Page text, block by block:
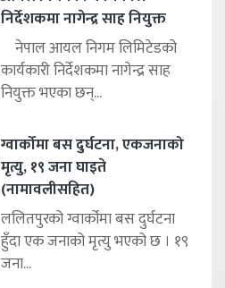
निर्देशकमा नागेन्द्र साह नियुक्त
नेपाल आयल निगम लिमिटेडको
कार्यकारी निर्देशकमा नागेन्द्र साह
नियुक्त भएका छन्...
ग्वार्कोमा बस दुर्घटना, एकजनाको
मृत्यु, १९ जना घाइते
(नामावलीसहित)
ललितपुरको ग्वार्कोमा बस दुर्घटना
हुँदा एक जनाको मृत्यु भएको छ । १९
जना...